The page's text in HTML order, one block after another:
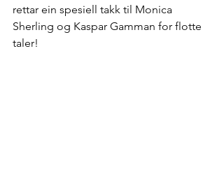
rettar ein spesiell takk til Monica
Sherling og Kaspar Gamman for flotte
taler!